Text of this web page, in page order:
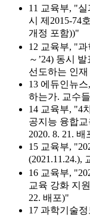
11 교육부, "
시 제2015-74
개정 포함))"
12 교육부, "
～’24) 동시
선도하는 인재
13 에듀인뉴
하는가. 교수
14 교육부, "4
공지능 융합
2020. 8. 21. 배
15 교육부,
(2021.11.24.),
16 교육부,
교육 강화 지
22. 배포)"
17 과학기술